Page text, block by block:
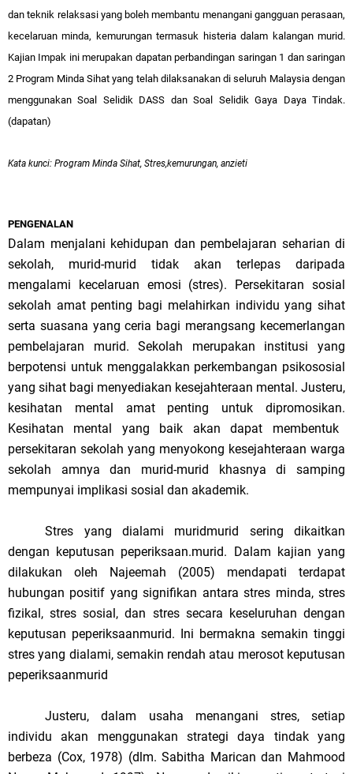
dan teknik relaksasi yang boleh membantu menangani gangguan perasaan,
kecelaruan minda, kemurungan termasuk histeria dalam kalangan murid.
Kajian Impak ini merupakan dapatan perbandingan saringan 1 dan saringan
2 Program Minda Sihat yang telah dilaksanakan di seluruh Malaysia dengan
menggunakan Soal Selidik DASS dan Soal Selidik Gaya Daya Tindak.
(dapatan)
Kata kunci: Program Minda Sihat, Stres,kemurungan, anzieti
PENGENALAN
Dalam menjalani kehidupan dan pembelajaran seharian di
sekolah, murid-murid tidak akan terlepas daripada
mengalami kecelaruan emosi (stres). Persekitaran sosial
sekolah amat penting bagi melahirkan individu yang sihat
serta suasana yang ceria bagi merangsang kecemerlangan
pembelajaran murid. Sekolah merupakan institusi yang
berpotensi untuk menggalakkan perkembangan psikososial
yang sihat bagi menyediakan kesejahteraan mental. Justeru,
kesihatan mental amat penting untuk dipromosikan.
Kesihatan mental yang baik akan dapat membentuk
persekitaran sekolah yang menyokong kesejahteraan warga
sekolah amnya dan murid-murid khasnya di samping
mempunyai implikasi sosial dan akademik.
Stres yang dialami muridmurid sering dikaitkan
dengan keputusan peperiksaan.murid. Dalam kajian yang
dilakukan oleh Najeemah (2005) mendapati terdapat
hubungan positif yang signifikan antara stres minda, stres
fizikal, stres sosial, dan stres secara keseluruhan dengan
keputusan peperiksaanmurid. Ini bermakna semakin tinggi
stres yang dialami, semakin rendah atau merosot keputusan
peperiksaanmurid
Justeru, dalam usaha menangani stres, setiap
individu akan menggunakan strategi daya tindak yang
berbeza (Cox, 1978) (dlm. Sabitha Marican dan Mahmood